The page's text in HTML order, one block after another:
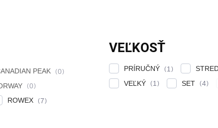
PEAK
0
0
ROWEX 7
VEĽKOSŤ
PRÍRUČNÝ 1
VEĽKÝ
1 SET 4